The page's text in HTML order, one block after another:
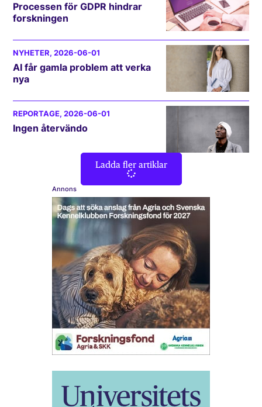
Processen för GDPR hindrar
forskningen
NYHETER, 2026-06-01
AI får gamla problem att verka
nya
REPORTAGE, 2026-06-01
Ingen återvändo
Ladda fler artiklar
Annons